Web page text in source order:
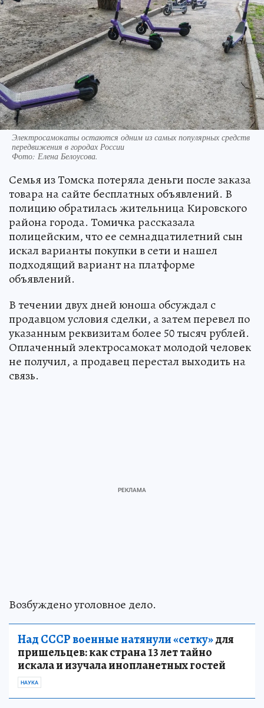
Электросамокаты остаются одним из самых популярных средств
передвижения в городах России
Фото: Елена Белоусова.
Семья из Томска потеряла деньги после заказа
товара на сайте бесплатных объявлений. В
полицию обратилась жительница Кировского
района города. Томичка рассказала
полицейским, что ее семнадцатилетний сын
искал варианты покупки в сети и нашел
подходящий вариант на платформе
объявлений.
В течении двух дней юноша обсуждал с
продавцом условия сделки, а затем перевел по
указанным реквизитам более 50 тысяч рублей.
Оплаченный электросамокат молодой человек
не получил, а продавец перестал выходить на
связь.
Возбуждено уголовное дело.
Над СССР военные натянули «сетку»для
пришельцев: как страна 13 лет тайно
искала и изучала инопланетных гостей
НАУКА